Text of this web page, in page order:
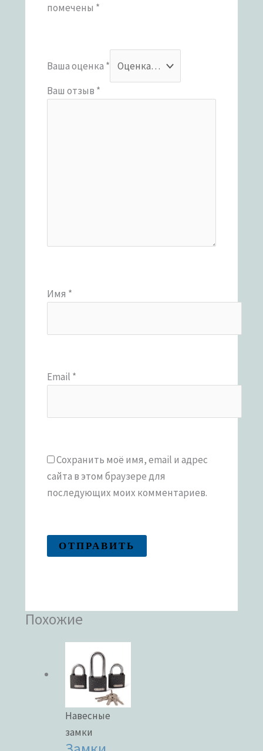
помечены *
Ваша оценка *
Ваш отзыв *
Имя *
Email *
Сохранить моё имя, email и адрес
сайта в этом браузере для
последующих моих комментариев.
Похожие
Навесные
замки